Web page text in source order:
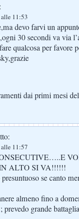
11:53
devo farvi un
30 secondi va via
qualcosa per favore
dai primi mesi
11:57
ALTO SI VA!!!!!!
se canto
almeno fino a
prevedo grande